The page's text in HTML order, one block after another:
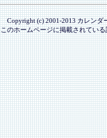
Copyright (c) 2001-2013 カレンダ
このホームページに掲載されてい